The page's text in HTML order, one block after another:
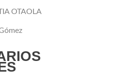
OTAOLA